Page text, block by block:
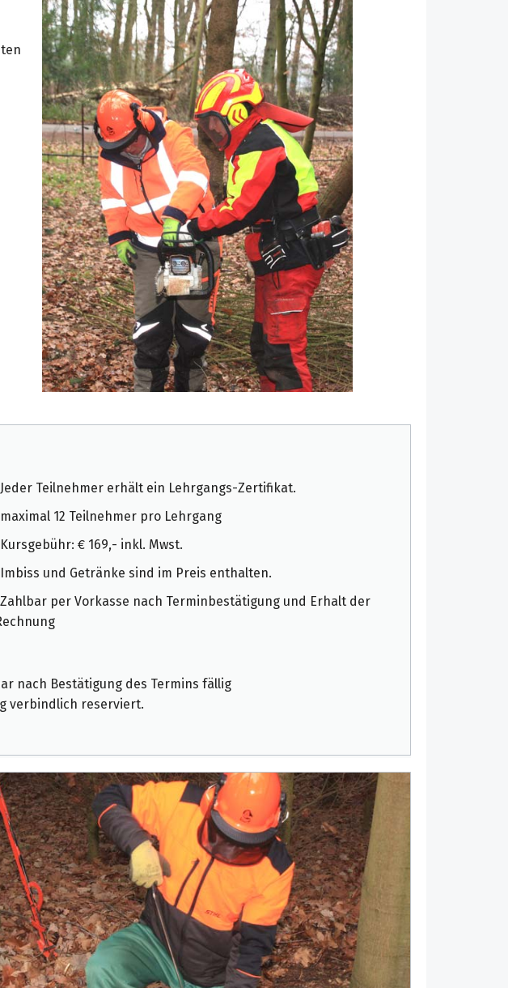
Jeder Teilnehmer erhält ein Lehrgangs-Zertifikat.
maximal 12 Teilnehmer pro Lehrgang
Kursgebühr: € 169,- inkl. Mwst.
Imbiss und Getränke sind im Preis enthalten.
Zahlbar per Vorkasse nach Terminbestätigung und Erhalt der
nach Bestätigung des Termins fällig
verbindlich reserviert.